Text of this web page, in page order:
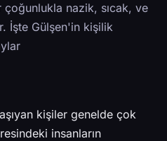
nazik, sıcak, ve
İşte Gülşen'in kişilik
kişiler genelde çok
insanların